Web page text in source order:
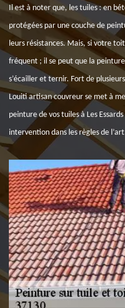
Il est à noter que, les tuiles : en
protégées par une couche de
leurs résistances. Mais, si votre
fréquent ; il se peut que la
s’écailler et ternir. Fort de
Louiti artisan couvreur se met à
peinture de vos tuiles à Les
intervention dans les règles de